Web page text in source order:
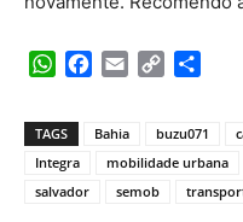
WhatsApp
Facebook
Email Copy
TAGS Bahia buzu071
Integra
mobilidade urbana
salvador
semob